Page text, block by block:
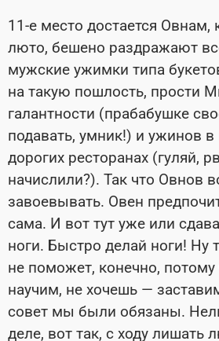
11-е место достается Овнам,
люто, бешено раздражают
мужские ужимки типа
на такую пошлость, прости
галантности (прабабушке
подавать, умник!) и ужинов в
дорогих ресторанах (гуляй,
начислили?). Так что Овнов
завоевывать. Овен
сама. И вот тут уже или
ноги. Быстро делай ноги! Ну
не поможет, конечно,
научим, не хочешь —
совет мы были обязаны.
деле, вот так, с ходу лишать